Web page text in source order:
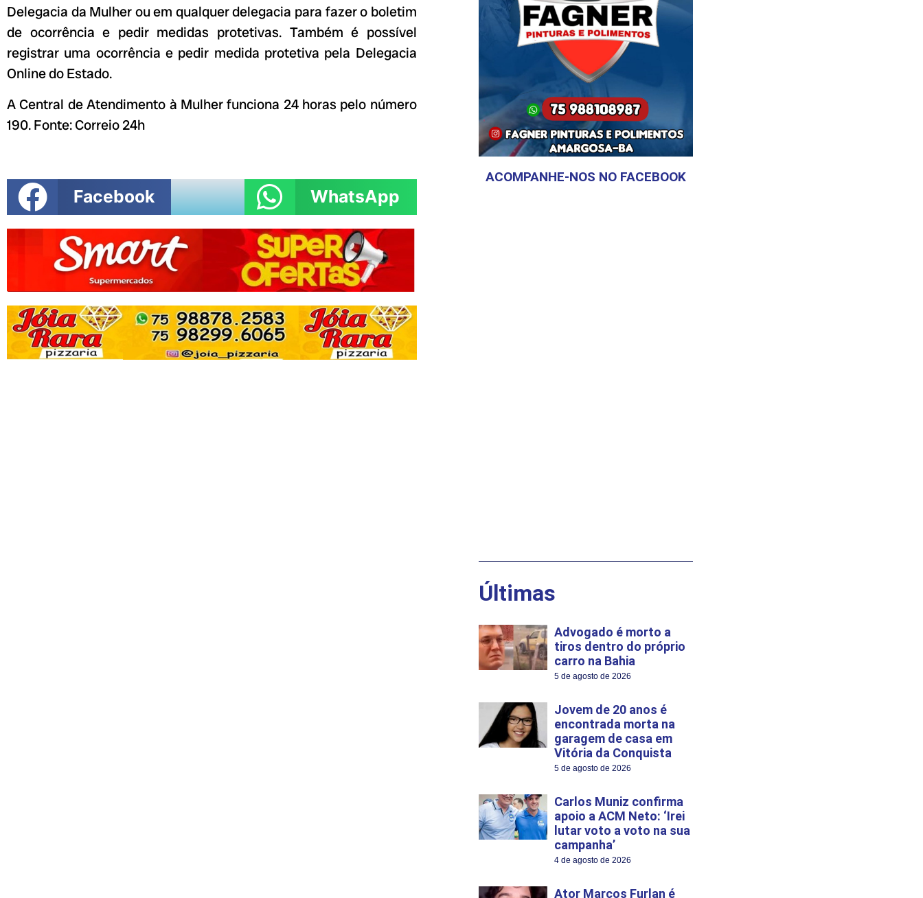
Delegacia da Mulher ou em qualquer delegacia para fazer o boletim
de ocorrência e pedir medidas protetivas. Também é possível
registrar uma ocorrência e pedir medida protetiva pela Delegacia
Online do Estado.
A Central de Atendimento à Mulher funciona 24 horas pelo número
190. Fonte: Correio 24h
Facebook WhatsApp
ACOMPANHE-NOS NO FACEBOOK
Últimas
Advogado é morto a
tiros dentro do próprio
carro na Bahia
5 de agosto de 2026
Jovem de 20 anos é
encontrada morta na
garagem de casa em
Vitória da Conquista
5 de agosto de 2026
Carlos Muniz confirma
apoio a ACM Neto: ‘Irei
lutar voto a voto na sua
campanha’
4 de agosto de 2026
Ator Marcos Furlan é